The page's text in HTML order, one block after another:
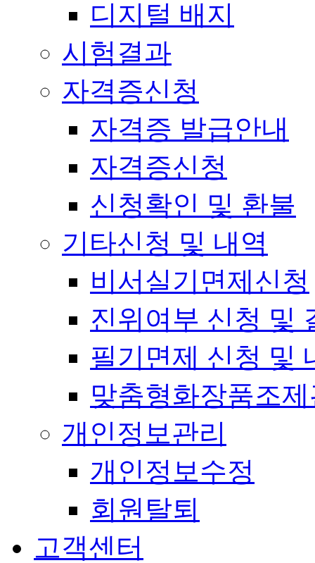
디지털 배지
시험결과
자격증신청
자격증 발급안내
자격증신청
신청확인 및 환불
기타신청 및 내역
비서실기면제신청
진위여부 신청 및
필기면제 신청 및
맞춤형화장품조
개인정보관리
개인정보수정
회원탈퇴
고객센터